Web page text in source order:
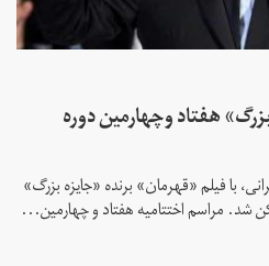
هفتاد‌ وچهارمین دوره
با فیلم «قهرمان» برنده «جایزه بزرگ»
شد. مراسم اختتامیه هفتاد و چهارمین...